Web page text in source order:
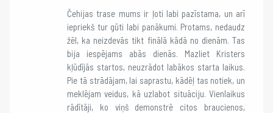
Čehijas trase mums ir ļoti labi pazīstama, un arī
iepriekš tur gūti labi panākumi. Protams, nedaudz
žēl, ka neizdevās tikt finālā kādā no dienām. Tas
bija iespējams abās dienās. Mazliet Kristers
kļūdījās startos, neuzrādot labākos starta laikus.
Pie tā strādājam, lai saprastu, kādēļ tas notiek, un
meklējam veidus, kā uzlabot situāciju. Vienlaikus
rādītāji, ko viņš demonstrē citos braucienos,